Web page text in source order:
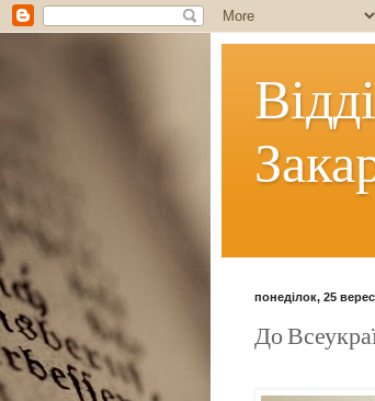
понеділок, 25
До